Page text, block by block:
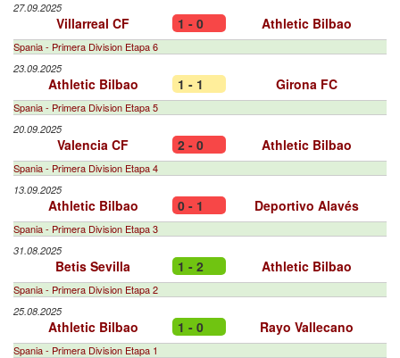
27.09.2025
Villarreal CF 1 - 0 Athletic Bilbao
Spania - Primera Division Etapa 6
23.09.2025
Athletic Bilbao 1 - 1 Girona FC
Spania - Primera Division Etapa 5
20.09.2025
Valencia CF 2 - 0 Athletic Bilbao
Spania - Primera Division Etapa 4
13.09.2025
Athletic Bilbao 0 - 1 Deportivo Alavés
Spania - Primera Division Etapa 3
31.08.2025
Betis Sevilla 1 - 2 Athletic Bilbao
Spania - Primera Division Etapa 2
25.08.2025
Athletic Bilbao 1 - 0 Rayo Vallecano
Spania - Primera Division Etapa 1